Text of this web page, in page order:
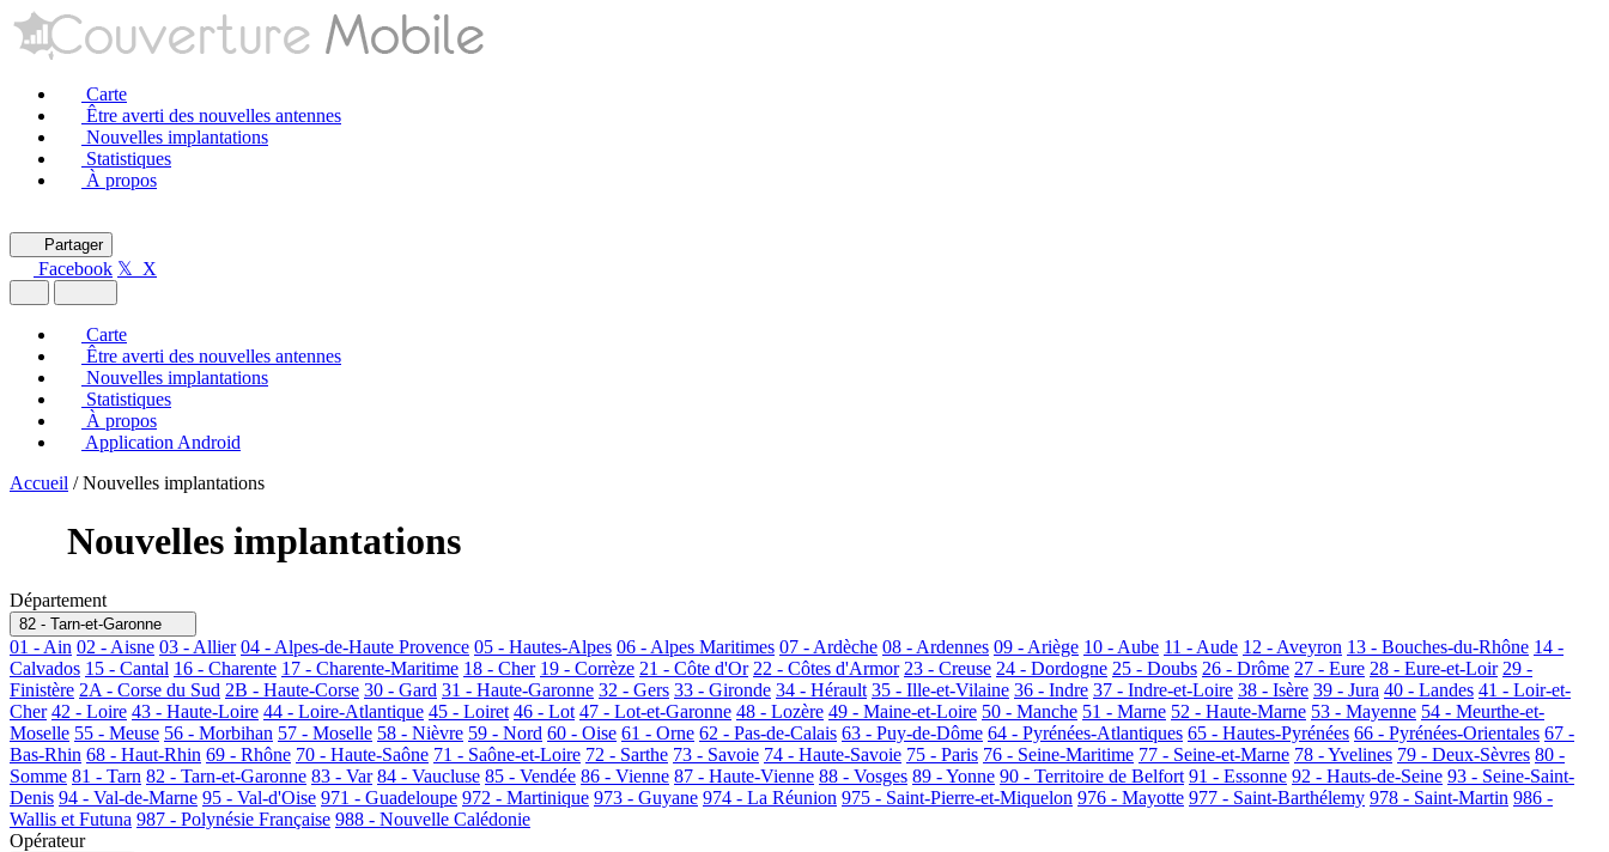
Carte
Être averti des nouvelles antennes
Nouvelles implantations
Statistiques
À propos
Partager
Facebook 𝕏 X
Carte
Être averti des nouvelles antennes
Nouvelles implantations
Statistiques
À propos
Application Android
Accueil / Nouvelles implantations
Nouvelles implantations
Département
82 - Tarn-et-Garonne
01 - Ain 02 - Aisne 03 - Allier 04 - Alpes-de-Haute Provence 05 - Hautes-Alpes 06 - Alpes Maritimes 07 - Ardèche 08 - Ardennes 09 - Ariège 10 - Aube 11 - Aude 12 - Aveyron 13 - Bouches-du-Rhône 14 -
Calvados 15 - Cantal 16 - Charente 17 - Charente-Maritime 18 - Cher 19 - Corrèze 21 - Côte d'Or 22 - Côtes d'Armor 23 - Creuse 24 - Dordogne 25 - Doubs 26 - Drôme 27 - Eure 28 - Eure-et-Loir 29 -
Finistère 2A - Corse du Sud 2B - Haute-Corse 30 - Gard 31 - Haute-Garonne 32 - Gers 33 - Gironde 34 - Hérault 35 - Ille-et-Vilaine 36 - Indre 37 - Indre-et-Loire 38 - Isère 39 - Jura 40 - Landes 41 - Loir-et-
Cher 42 - Loire 43 - Haute-Loire 44 - Loire-Atlantique 45 - Loiret 46 - Lot 47 - Lot-et-Garonne 48 - Lozère 49 - Maine-et-Loire 50 - Manche 51 - Marne 52 - Haute-Marne 53 - Mayenne 54 - Meurthe-et-
Moselle 55 - Meuse 56 - Morbihan 57 - Moselle 58 - Nièvre 59 - Nord 60 - Oise 61 - Orne 62 - Pas-de-Calais 63 - Puy-de-Dôme 64 - Pyrénées-Atlantiques 65 - Hautes-Pyrénées 66 - Pyrénées-Orientales 67 -
Bas-Rhin 68 - Haut-Rhin 69 - Rhône 70 - Haute-Saône 71 - Saône-et-Loire 72 - Sarthe 73 - Savoie 74 - Haute-Savoie 75 - Paris 76 - Seine-Maritime 77 - Seine-et-Marne 78 - Yvelines 79 - Deux-Sèvres 80 -
Somme 81 - Tarn 82 - Tarn-et-Garonne 83 - Var 84 - Vaucluse 85 - Vendée 86 - Vienne 87 - Haute-Vienne 88 - Vosges 89 - Yonne 90 - Territoire de Belfort 91 - Essonne 92 - Hauts-de-Seine 93 - Seine-Saint-
Denis 94 - Val-de-Marne 95 - Val-d'Oise 971 - Guadeloupe 972 - Martinique 973 - Guyane 974 - La Réunion 975 - Saint-Pierre-et-Miquelon 976 - Mayotte 977 - Saint-Barthélemy 978 - Saint-Martin 986 -
Wallis et Futuna 987 - Polynésie Française 988 - Nouvelle Calédonie
Opérateur